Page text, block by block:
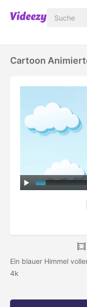
Cartoon
Ein blauer Himmel
4k